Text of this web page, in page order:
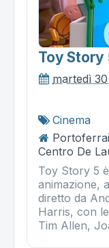
Toy Story
martedì
Cinema
Centro De
Toy Story 5
animazione,
diretto da
Harris, con
Tim Allen,